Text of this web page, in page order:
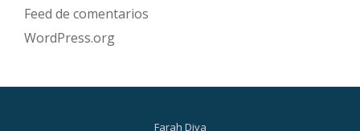
Feed de comentarios
WordPress.org
Farah Diva